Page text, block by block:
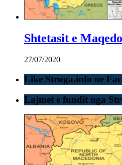
Shtetasit e
27/07/2020
Like Struga.info ne
Lajmet e fundit nga